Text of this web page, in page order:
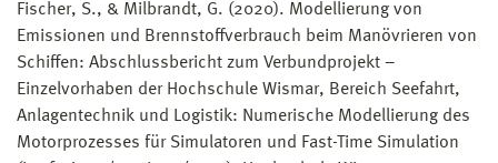
Fischer, S., & Milbrandt, G. (2020). Modellierung von
Emissionen und Brennstoffverbrauch beim Manövrieren von
Schiffen: Abschlussbericht zum Verbundprojekt –
Einzelvorhaben der Hochschule Wismar, Bereich Seefahrt,
Anlagentechnik und Logistik: Numerische Modellierung des
Motorprozesses für Simulatoren und Fast-Time Simulation